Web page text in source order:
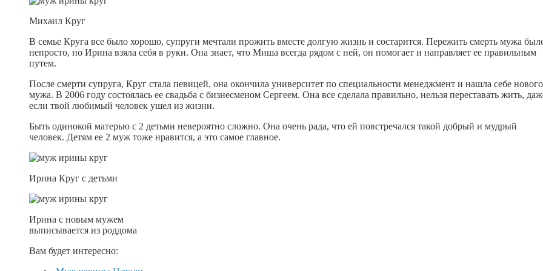
Михаил Круг
В семье Круга все было хорошо, супруги мечтали прожить вместе долгую жизнь и состарится. Пережить смерть мужа
непросто, но Ирина взяла себя в руки. Она знает, что Миша всегда рядом с ней, он помогает и направляет ее правильным
путем.
После смерти супруга, Круг стала певицей, она окончила университет по специальности менеджмент и нашла себе нового
мужа. В 2006 году состоялась ее свадьба с бизнесменом Сергеем. Она все сделала правильно, нельзя переставать жить,
если твой любимый человек ушел из жизни.
Быть одинокой матерью с 2 детьми невероятно сложно. Она очень рада, что ей повстречался такой добрый и мудрый
человек. Детям ее 2 муж тоже нравится, а это самое главное.
Ирина Круг с детьми
Ирина с новым мужем
выписывается из роддома
Вам будет интересно: